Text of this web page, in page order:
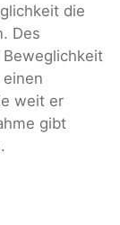
die
Des
Beweglichkeit
weit er
gibt